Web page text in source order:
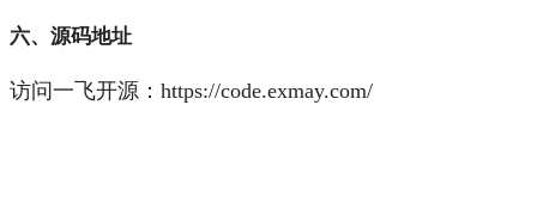
六、源码地址
访问一飞开源：https://code.exmay.com/